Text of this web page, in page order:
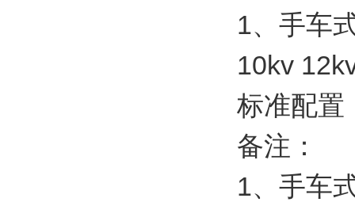
1、手车
10kv
标准配
备注：
1、手车